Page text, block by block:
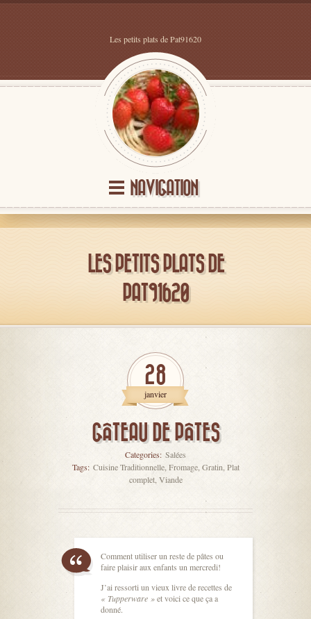
Les petits plats de Pat91620
NAVIGATION
LES PETITS PLATS DE
PAT91620
28
janvier
GÂTEAU DE PÂTES
Categories: Salées
Tags: Cuisine Traditionnelle, Fromage, Gratin Plat
complet, Viande
Comment utiliser un reste de pâtes ou
faire plaisir aux enfants un mercredi!
J’ai ressorti un vieux livre de recettes de
« Tupperware »et voici ce que ça a
donné.